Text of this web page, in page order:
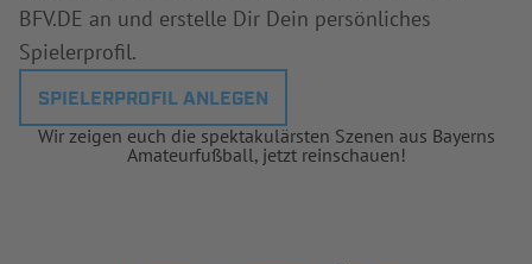
BFV.DE an und erstelle Dir Dein persönliches
Spielerprofil.
SPIELERPROFIL ANLEGEN
Wir zeigen euch die spektakulärsten Szenen aus Bayerns
Amateurfußball, jetzt reinschauen!